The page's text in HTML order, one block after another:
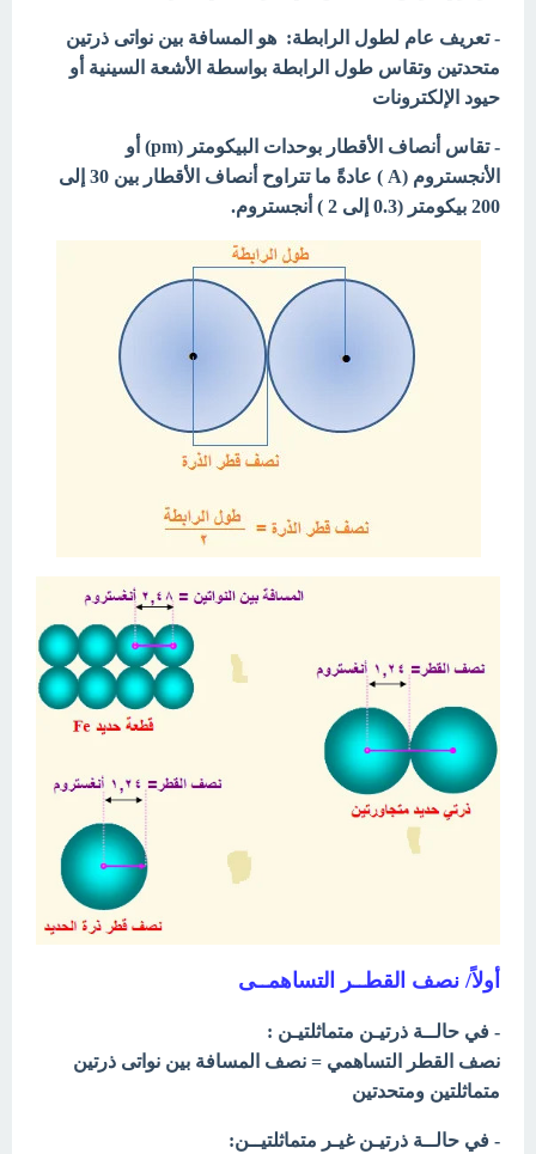
- تعريف عام لطول الرابطة: هو المسافة بين نواتى ذرتين
متحدتين وتقاس طول الرابطة بواسطة الأشعة السينية أو
حيود الإلكترونات
- تقاس أنصاف الأقطار بوحدات البيكومتر (pm) أو
الأنجستروم (A ) عادةً ما تتراوح أنصاف الأقطار بين 30 إلى
200 بيكومتر (0.3 إلى 2 ) أنجستروم.
أولاً/ نصف القطــر التساهمــى
- في حالــة ذرتيـن متماثلتيـن :
نصف القطر التساهمي = نصف المسافة بين نواتى ذرتين
متماثلتين ومتحدتين
- في حالــة ذرتيـن غيـر متماثلتيــن: